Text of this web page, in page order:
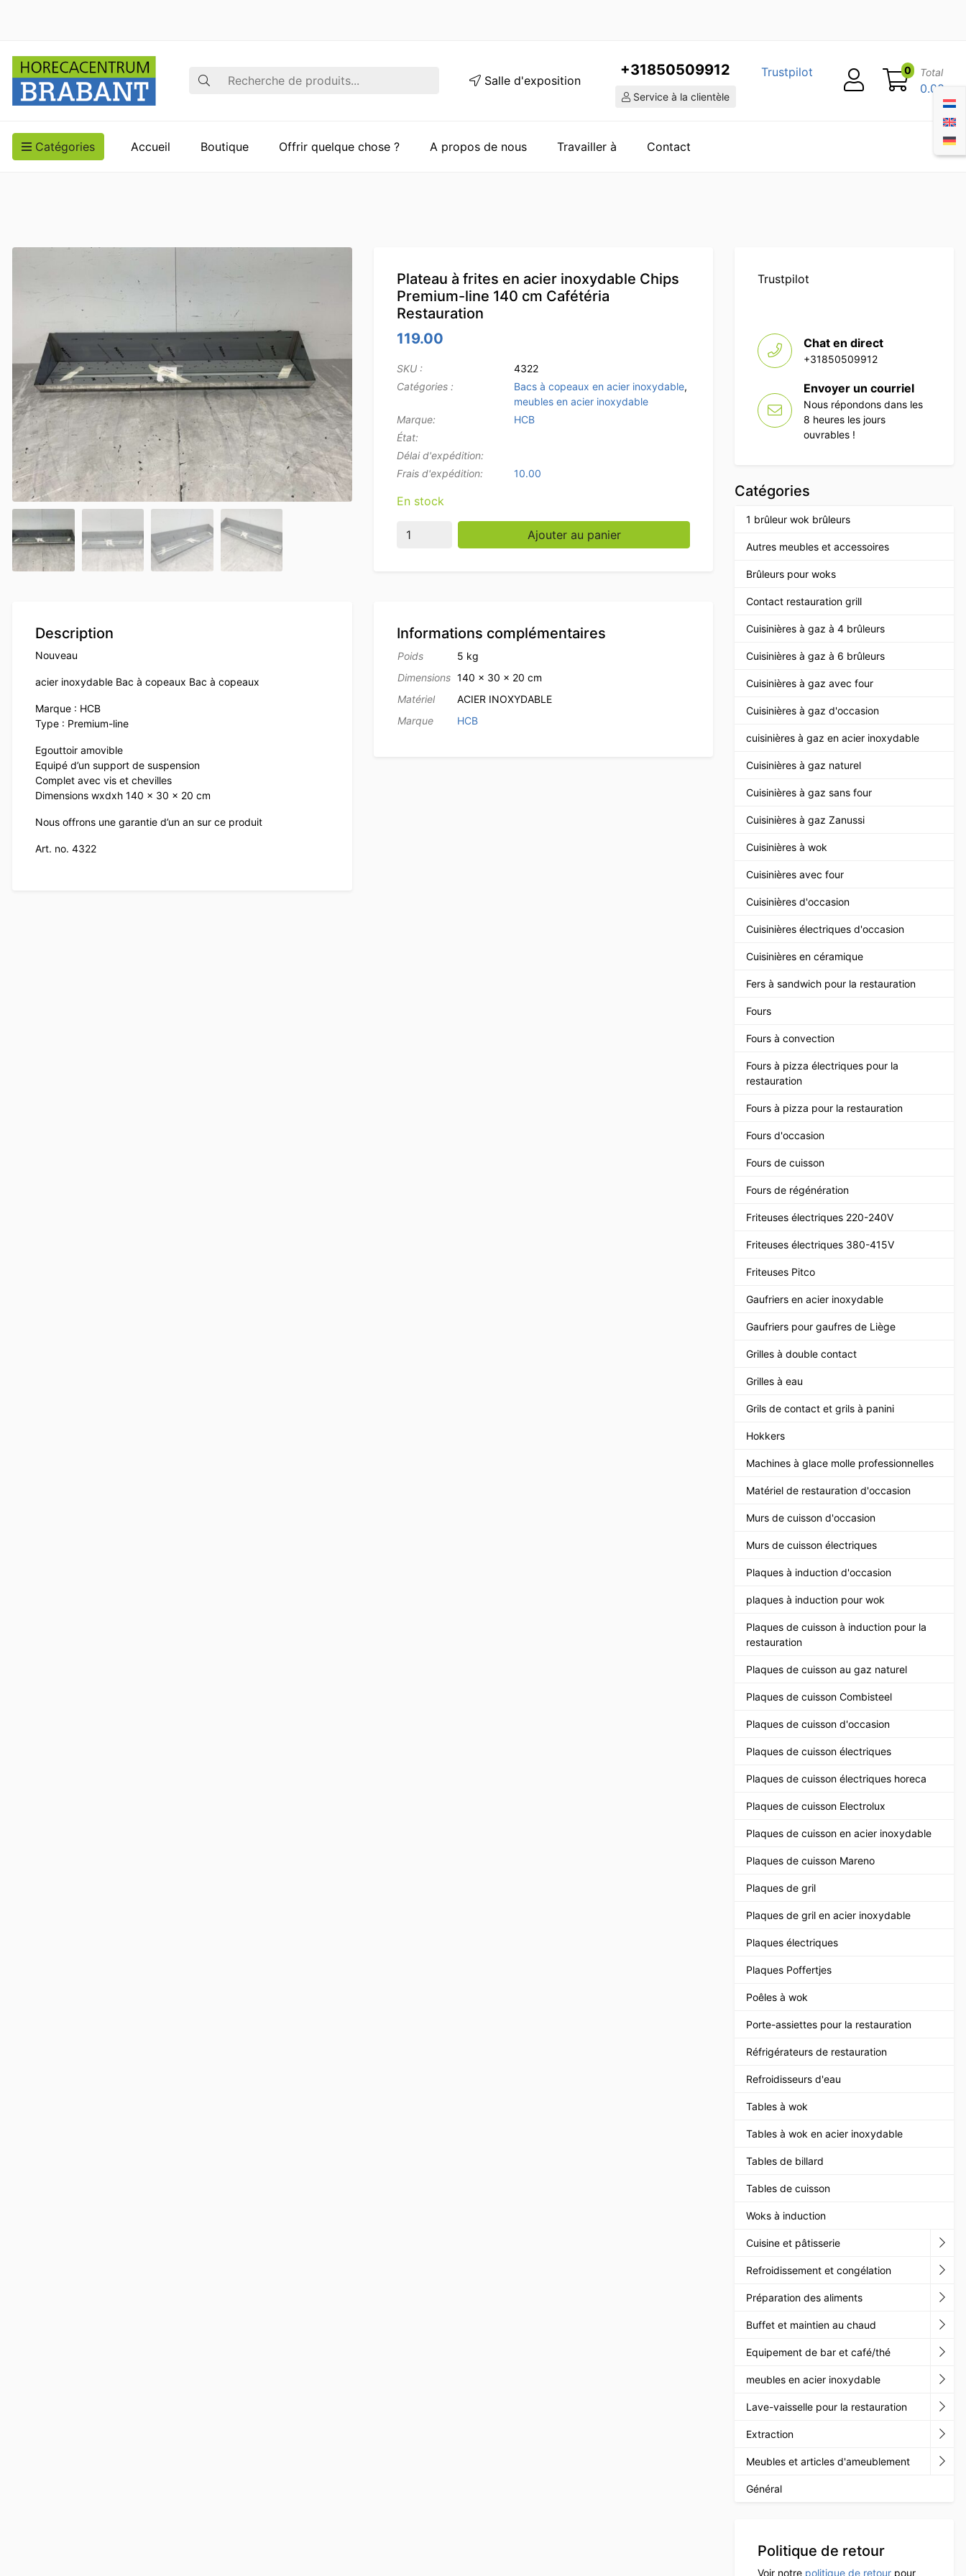
Recherche Salle d'exposition
+31850509912
Service à la clientèle
Trustpilot 0 Total
0.00
Catégories Accueil Boutique Offrir quelque chose ? A propos de nous Travailler à Contact
Plateau à frites en acier inoxydable Chips
Premium-line 140 cm Cafétéria
Restauration
119.00
SKU :
4322
Catégories :
Bacs à copeaux en acier inoxydable,
meubles en acier inoxydable
Marque:
HCB
État:
Délai d'expédition:
Frais d'expédition:
10.00
En stock
quantité de Plateau à frites en acier inoxydable Chips Premium-line 140 cm Cafétéria Restauration
Ajouter au panier
Description
Nouveau
acier inoxydable Bac à copeaux Bac à copeaux
Marque : HCB
Type : Premium-line
Egouttoir amovible
Equipé d’un support de suspension
Complet avec vis et chevilles
Dimensions wxdxh 140 x 30 x 20 cm
Nous offrons une garantie d’un an sur ce produit
Art. no. 4322
Informations complémentaires
Poids
5 kg
Dimensions 140 × 30 × 20 cm
Matériel
ACIER INOXYDABLE
Marque
HCB
Trustpilot
Chat en direct
+31850509912
Envoyer un courriel
Nous répondons dans les
8 heures les jours
ouvrables !
Catégories
1 brûleur wok brûleurs
Autres meubles et accessoires
Brûleurs pour woks
Contact restauration grill
Cuisinières à gaz à 4 brûleurs
Cuisinières à gaz à 6 brûleurs
Cuisinières à gaz avec four
Cuisinières à gaz d'occasion
cuisinières à gaz en acier inoxydable
Cuisinières à gaz naturel
Cuisinières à gaz sans four
Cuisinières à gaz Zanussi
Cuisinières à wok
Cuisinières avec four
Cuisinières d'occasion
Cuisinières électriques d'occasion
Cuisinières en céramique
Fers à sandwich pour la restauration
Fours
Fours à convection
Fours à pizza électriques pour la
restauration
Fours à pizza pour la restauration
Fours d'occasion
Fours de cuisson
Fours de régénération
Friteuses électriques 220-240V
Friteuses électriques 380-415V
Friteuses Pitco
Gaufriers en acier inoxydable
Gaufriers pour gaufres de Liège
Grilles à double contact
Grilles à eau
Grils de contact et grils à panini
Hokkers
Machines à glace molle professionnelles
Matériel de restauration d'occasion
Murs de cuisson d'occasion
Murs de cuisson électriques
Plaques à induction d'occasion
plaques à induction pour wok
Plaques de cuisson à induction pour la
restauration
Plaques de cuisson au gaz naturel
Plaques de cuisson Combisteel
Plaques de cuisson d'occasion
Plaques de cuisson électriques
Plaques de cuisson électriques horeca
Plaques de cuisson Electrolux
Plaques de cuisson en acier inoxydable
Plaques de cuisson Mareno
Plaques de gril
Plaques de gril en acier inoxydable
Plaques électriques
Plaques Poffertjes
Poêles à wok
Porte-assiettes pour la restauration
Réfrigérateurs de restauration
Refroidisseurs d'eau
Tables à wok
Tables à wok en acier inoxydable
Tables de billard
Tables de cuisson
Woks à induction
Cuisine et pâtisserie
Refroidissement et congélation
Préparation des aliments
Buffet et maintien au chaud
Equipement de bar et café/thé
meubles en acier inoxydable
Lave-vaisselle pour la restauration
Extraction
Meubles et articles d'ameublement
Général
Politique de retour
Voir notre politique de retour pour